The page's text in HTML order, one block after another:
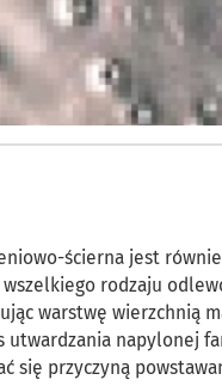
ścierna jest
rodzaju
warstwę wierzchnią
utwardzania napylonej
się przyczyną